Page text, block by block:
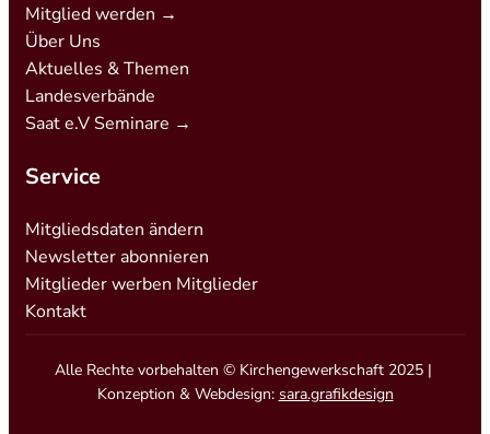
Mitglied werden →
Über Uns
Aktuelles & Themen
Landesverbände
Saat e.V Seminare →
Service
Mitgliedsdaten ändern
Newsletter abonnieren
Mitglieder werben Mitglieder
Kontakt
Alle Rechte vorbehalten © Kirchengewerkschaft 2025 |
Konzeption & Webdesign: sara.grafikdesign